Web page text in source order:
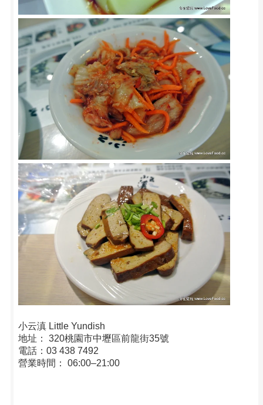
小云滇 Little Yundish
地址： 320桃園市中壢區前龍街35號
電話：03 438 7492
營業時間： 06:00–21:00